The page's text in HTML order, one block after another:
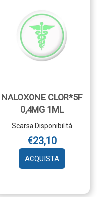
NALOXONE CLOR*5F
0,4MG 1ML
Scarsa Disponibilità
€23,10
AGGIUNGI
CLOR*5F